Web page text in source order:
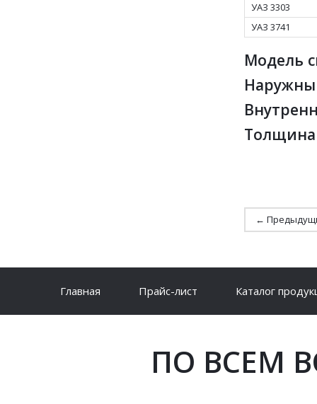
УАЗ 3303
УАЗ 3741
Модель
←
Главная Прайс-лист Каталог
ПО ВСЕМ